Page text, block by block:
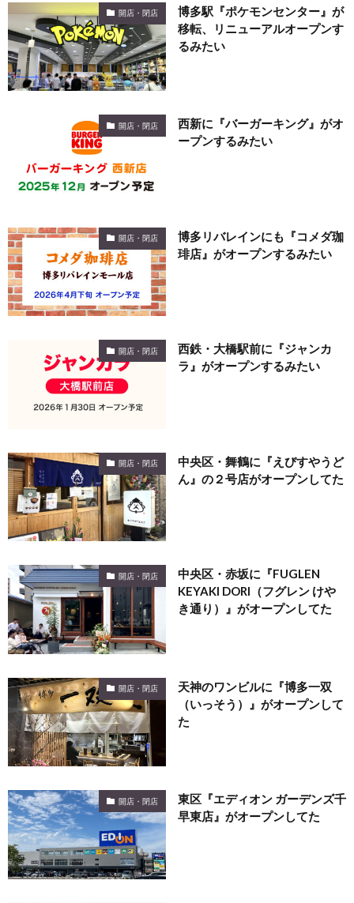
開店・閉店
博多駅『ポケモンセンター』が
移転、リニューアルオープンす
るみたい
開店・閉店
西新に『バーガーキング』がオ
ープンするみたい
開店・閉店
博多リバレインにも『コメダ珈
琲店』がオープンするみたい
開店・閉店
西鉄・大橋駅前に『ジャンカ
ラ』がオープンするみたい
開店・閉店
中央区・舞鶴に『えびすやうど
ん』の２号店がオープンしてた
開店・閉店
中央区・赤坂に『FUGLEN
KEYAKI DORI（フグレン けや
き通り）』がオープンしてた
開店・閉店
天神のワンビルに『博多一双
（いっそう）』がオープンして
た
開店・閉店
東区『エディオン ガーデンズ千
早東店』がオープンしてた